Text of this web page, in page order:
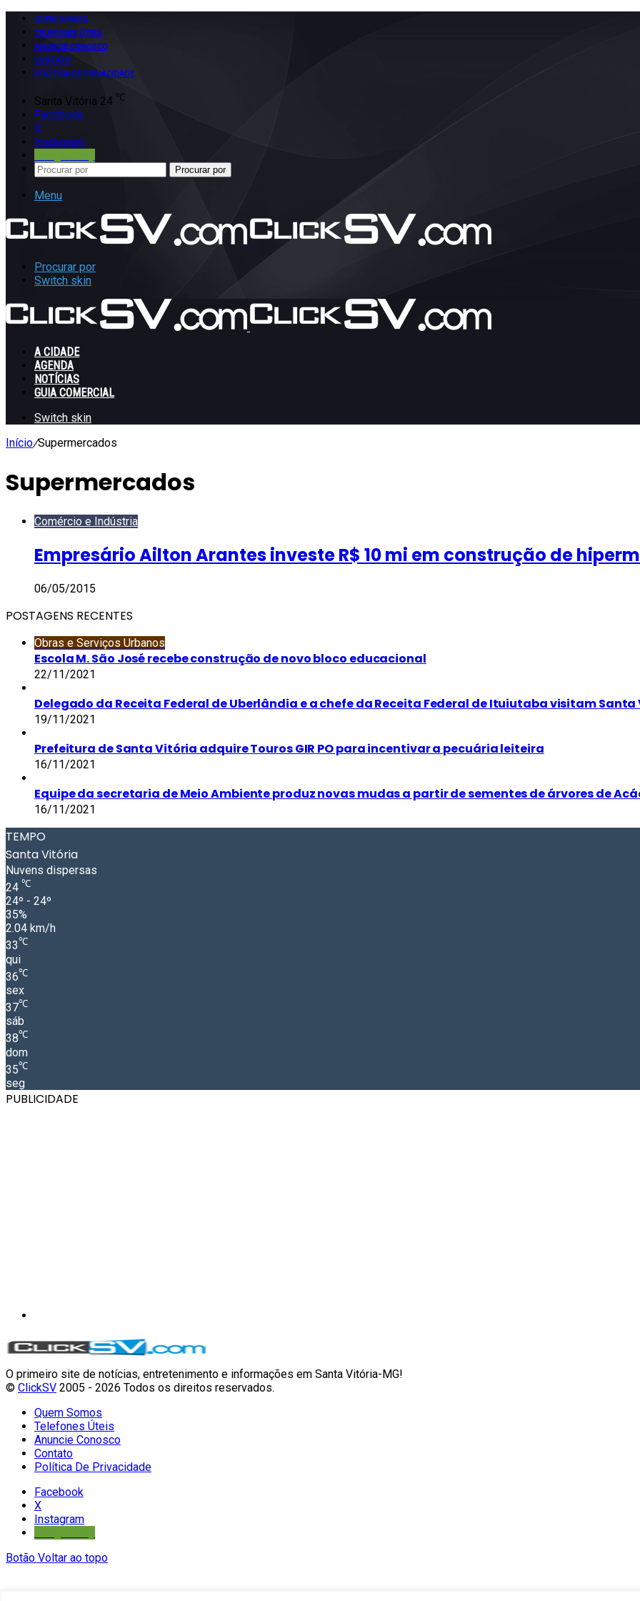
QUEM SOMOS
TELEFONES ÚTEIS
ANUNCIE CONOSCO
CONTATO
POLÍTICA DE PRIVACIDADE
Santa Vitória 24 ℃
Facebook
X
Instagram
Procurar por
Menu
Procurar por
Switch skin
A CIDADE
AGENDA
NOTÍCIAS
GUIA COMERCIAL
Switch skin
Início/Supermercados
Supermercados
Comércio e Indústria
Empresário Ailton Arantes investe R$ 10 mi em construção de
06/05/2015
POSTAGENS RECENTES
Obras e Serviços Urbanos
Escola M. São José recebe construção de novo bloco educacional
22/11/2021
Delegado da Receita Federal de Uberlândia e a chefe da Receita Federal de Ituiutaba visitam
19/11/2021
Prefeitura de Santa Vitória adquire Touros GIR PO para incentivar a pecuária leiteira
16/11/2021
Equipe da secretaria de Meio Ambiente produz novas mudas a partir de sementes de árvores de
16/11/2021
TEMPO
Santa Vitória
Nuvens dispersas
24 ℃
24º - 24º
35%
2.04 km/h
33℃
qui
36℃
sex
37℃
sáb
38℃
dom
35℃
seg
PUBLICIDADE
O primeiro site de notícias, entretenimento e informações em Santa Vitória-MG!
© ClickSV 2005 - 2026 Todos os direitos reservados.
Quem Somos
Telefones Úteis
Anuncie Conosco
Contato
Política De Privacidade
Facebook
X
Instagram
Botão Voltar ao topo